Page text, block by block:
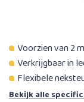
Voorzien van 2
Verkrijgbaar in
Flexibele
Bekijk alle